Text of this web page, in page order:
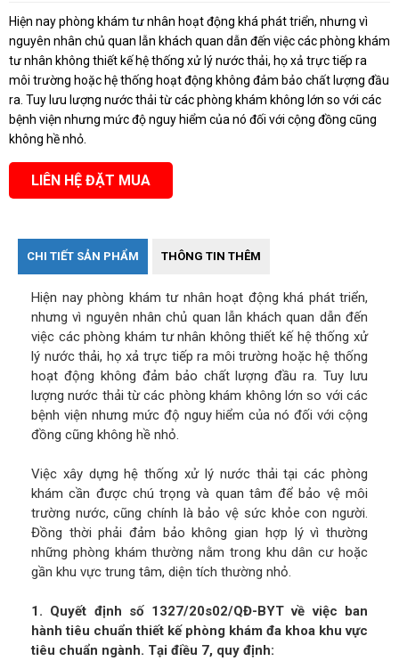
Hiện nay phòng khám tư nhân hoạt động khá phát triển, nhưng vì
nguyên nhân chủ quan lẫn khách quan dẫn đến việc các phòng khám
tư nhân không thiết kế hệ thống xử lý nước thải, họ xả trực tiếp ra
môi trường hoặc hệ thống hoạt động không đảm bảo chất lượng đầu
ra. Tuy lưu lượng nước thải từ các phòng khám không lớn so với các
bệnh viện nhưng mức độ nguy hiểm của nó đối với cộng đồng cũng
không hề nhỏ.
LIÊN HỆ ĐẶT MUA
CHI TIẾT SẢN PHẨM THÔNG TIN THÊM
Hiện nay phòng khám tư nhân hoạt động khá phát triển,
nhưng vì nguyên nhân chủ quan lẫn khách quan dẫn đến
việc các phòng khám tư nhân không thiết kế hệ thống xử
lý nước thải, họ xả trực tiếp ra môi trường hoặc hệ thống
hoạt động không đảm bảo chất lượng đầu ra. Tuy lưu
lượng nước thải từ các phòng khám không lớn so với các
bệnh viện nhưng mức độ nguy hiểm của nó đối với cộng
đồng cũng không hề nhỏ.
Việc xây dựng hệ thống xử lý nước thải tại các phòng
khám cần được chú trọng và quan tâm để bảo vệ môi
trường nước, cũng chính là bảo vệ sức khỏe con người.
Đồng thời phải đảm bảo không gian hợp lý vì thường
những phòng khám thường nằm trong khu dân cư hoặc
gần khu vực trung tâm, diện tích thường nhỏ.
1. Quyết định số 1327/20s02/QĐ-BYT về việc ban
hành tiêu chuẩn thiết kế phòng khám đa khoa khu vực
tiêu chuẩn ngành. Tại điều 7, quy định: